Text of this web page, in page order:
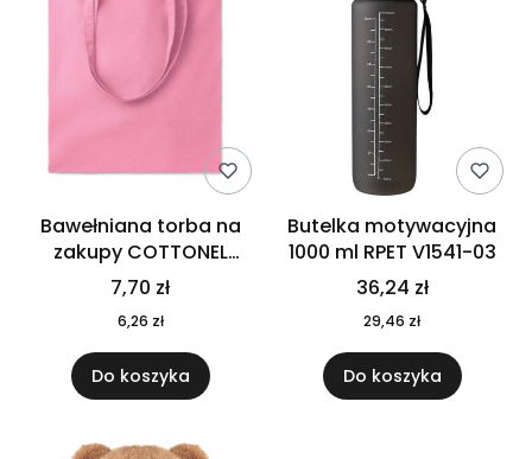
Bawełniana torba na
zakupy COTTONEL
COLOUR++ MO9846-11
7,70 zł
6,26 zł
Do koszyka
Butelka motywacyjna
1000 ml RPET V1541-03
36,24 zł
29,46 zł
Do koszyka